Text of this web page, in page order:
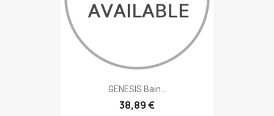
GENESIS Bain...
38,89 €